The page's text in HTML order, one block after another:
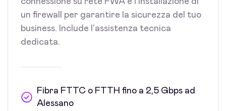
un firewall per garantire la sicurezza del tuo
business. Include l'assistenza tecnica
dedicata.
Fibra FTTC o FTTH fino a 2,5 Gbps ad
Alessano